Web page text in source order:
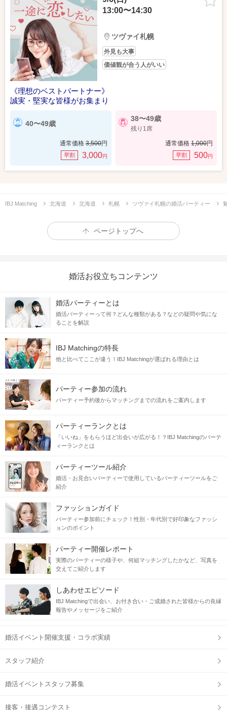
13:00〜14:30
ツヴァイ札幌
外見も大事
価値観が合う人がいい
《理想のベストパートナー》
誠実・堅実な皆様がお集まり
40〜49歳
通常価格 3,500円
早割 3,000円
38〜49歳
残り1席
通常価格 1,000円
早割 500円
IBJ Matching 北海道 北海道 札幌 ツヴァイ札幌の婚活パーティー
ページトップへ
婚活お役立ちコンテンツ
婚活パーティーとは
婚活パーティーって何？どんな種類がある？などの疑問や気にな
ることを解説
IBJ Matchingの特長
他と比べてここが違う！IBJ Matchingが選ばれる理由とは
パーティー参加の流れ
パーティー予約後からマッチングまでの流れをご案内します
パーティーランクとは
「いいね」をもらうほど出会いが広がる！？IBJ Matchingのパーテ
ィーランクとは
パーティーツール紹介
婚活・お見合いパーティーで使用しているパーティーツールをご
紹介
ファッションガイド
パーティー参加前にチェック！性別・年代別で好印象なファッシ
ョンのポイント
パーティー開催レポート
実際のパーティーの様子や、何組マッチングしたかなど、写真を
交えてご紹介します
しあわせエピソード
IBJ Matchingで出会い、お付き合い・ご成婚された皆様からの良縁
報告やメッセージをご紹介
婚活イベント開催支援・コラボ実績
スタッフ紹介
婚活イベントスタッフ募集
接客・接遇コンテスト